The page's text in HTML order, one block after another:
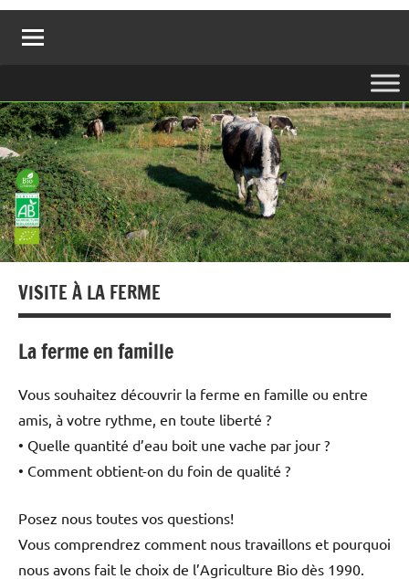
VISITE À LA FERME
La ferme en famille
Vous souhaitez découvrir la ferme en famille ou entre
amis, à votre rythme, en toute liberté ?
• Quelle quantité d’eau boit une vache par jour ?
• Comment obtient-on du foin de qualité ?
Posez nous toutes vos questions!
Vous comprendrez comment nous travaillons et pourquoi
nous avons fait le choix de l’Agriculture Bio dès 1990.